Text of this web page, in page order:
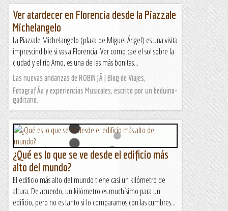
Ver atardecer en Florencia desde la Piazzale
Michelangelo
La Piazzale Michelangelo (plaza de Miguel Ángel) es una visita
imprescindible si vas a Florencia. Ver como cae el sol sobre la
ciudad y el río Arno, es una de las más bonitas...
Las nuevas andanzas de ROBIN JÃ | Blog de Viajes,
FotografÃ­a y experiencias Musicales, escrito por un beduino-
gaditano.
¿Qué es lo que se ve desde el edificio más
alto del mundo?
El edificio más alto del mundo tiene casi un kilómetro de
altura. De acuerdo, un kilómetro es muchísimo para un
edificio, pero no es tanto si lo comparamos con las cumbres...